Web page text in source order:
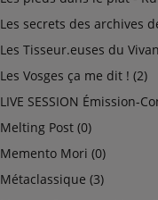
Les secrets des archives de
Les Tisseur.euses du
Les Vosges ça me dit ! (2)
LIVE SESSION Émission-
Melting Post (0)
Memento Mori (0)
Métaclassique (3)